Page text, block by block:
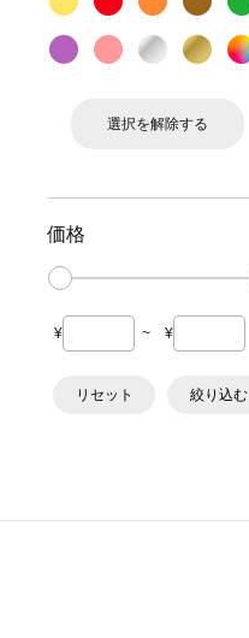
選択を解除する
価格
¥ ~ ¥
リセット 絞り込む